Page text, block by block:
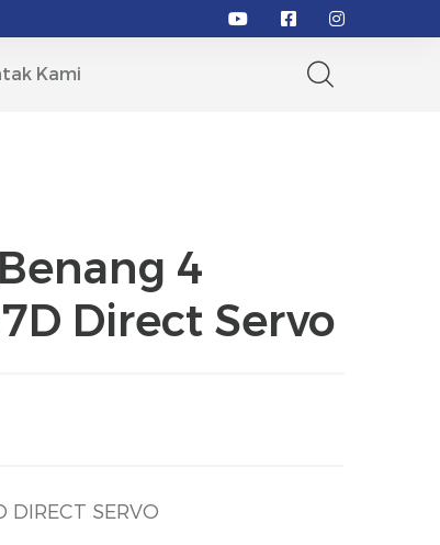
Kami
4
Direct Servo
SERVO